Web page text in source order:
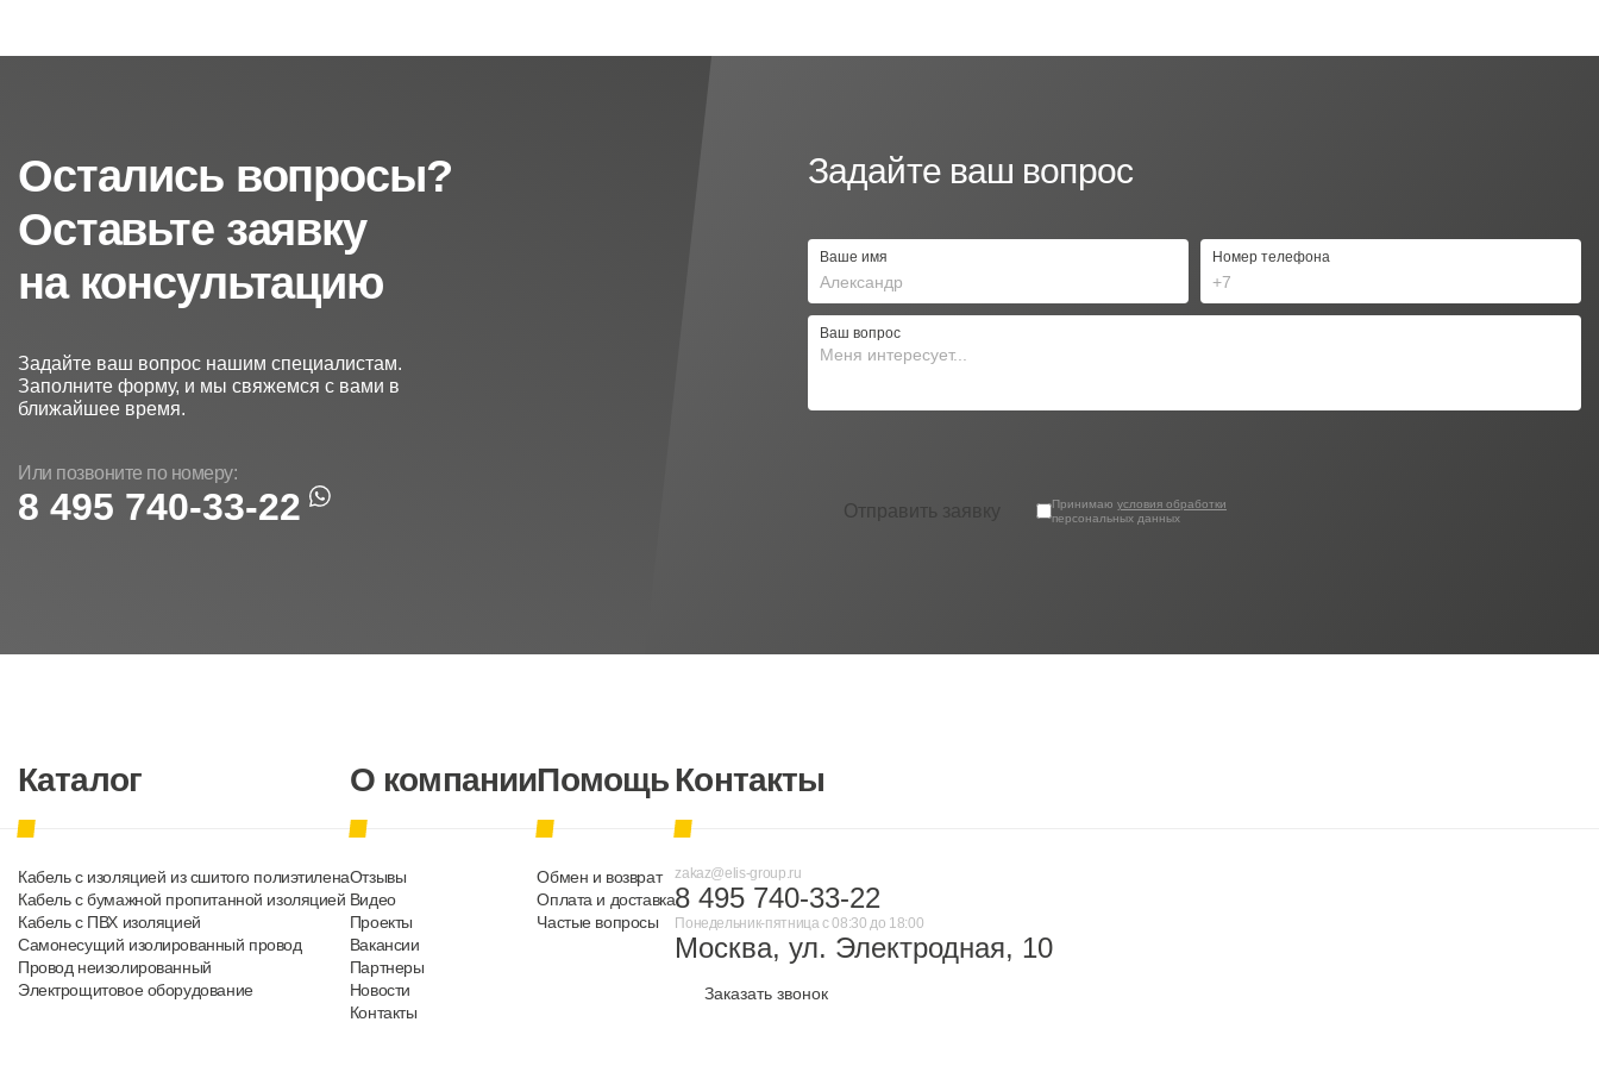
Остались вопросы?
Оставьте заявку
на консультацию
Задайте ваш вопрос нашим специалистам.
Заполните форму, и мы свяжемся с вами в
ближайшее время.
Или позвоните по номеру:
8 495 740-33-22
Задайте ваш вопрос
Ваше имя Номер телефона
Ваш вопрос
Отправить заявку Принимаю условия обработки
персональных данных
Каталог
Кабель с изоляцией из сшитого полиэтилена
Кабель с бумажной пропитанной изоляцией
Кабель с ПВХ изоляцией
Самонесущий изолированный провод
Провод неизолированный
Электрощитовое оборудование
О компании
Отзывы
Видео
Проекты
Вакансии
Партнеры
Новости
Контакты
Помощь
Обмен и возврат
Оплата и доставка
Частые вопросы
Контакты
zakaz@elis-group.ru
8 495 740-33-22
Понедельник-пятница c 08:30 до 18:00
Москва, ул. Электродная, 10
Заказать звонок